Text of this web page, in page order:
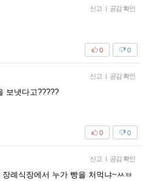
신고 | 공감 확인
0
0
신고 | 공감 확인
보냇다고?????
0
0
신고 | 공감 확인
례식장에서 누가 빵을 처먹냐~ㅆㅂ